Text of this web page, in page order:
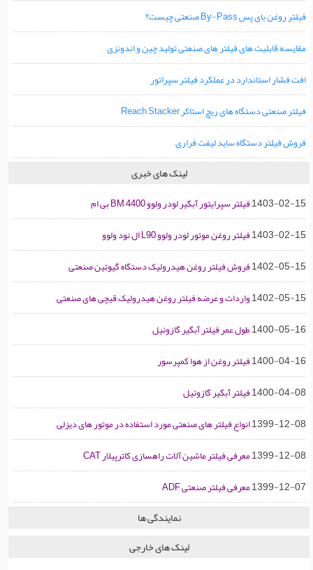
فیلتر روغن بای پس By-Pass صنعتی چیست؟
مقایسه قابلیت های فیلتر های صنعتی تولید چین و اندونزی
افت فشار استاندارد در عملکرد فیلتر سپراتور
فیلتر صنعتی دستگاه های ریچ استاکر Reach Stacker
فروش فیلتر دستگاه ساید لیفت فراری
لینک های خبری
1403-02-15فیلتر سپرایتور آبگیر لودر ولوو BM 4400 بی ام
1403-02-15فیلتر روغن موتور لودر ولوو L90 ال نود ولوو
1402-05-15فروش فیلتر روغن هیدرولیک دستگاه گیوتین صنعتی
1402-05-15واردات و عرضه فیلتر روغن هیدرولیک قیچی های صنعتی
1400-05-16طول عمر فیلتر آبگیر گازوئیل
1400-04-16فیلتر روغن از هوا کمپرسور
1400-04-08فیلتر آبگیر گازوئیل
1399-12-08انواع فیلتر های صنعتی مورد استفاده در موتور های دیزلی
1399-12-08معرفی فیلتر ماشین آلات راهسازی کاترپیلار CAT
1399-12-07معرفی فیلتر صنعتی ADF
نمایندگی ها
لینک های خارجی